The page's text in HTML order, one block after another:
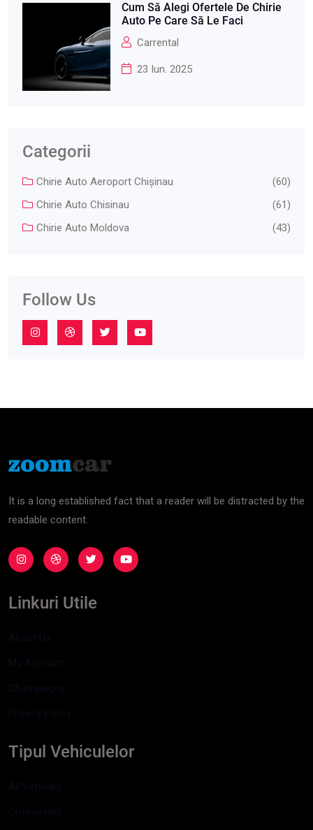
Cum Să Alegi Ofertele De Chirie
Auto Pe Care Să Le Faci
Carrental
23 Iun. 2025
Categorii
Chirie Auto Aeroport Chişinau
(60)
Chirie Auto Chisinau
(61)
Chirie Auto Moldova
(43)
Follow Us
It is a long established fact that a reader will be distracted by the
readable content.
Linkuri Utile
About Us
My Account
Champaigns
Privacy Policy
Tipul Vehiculelor
All Vehicles
Crossovers